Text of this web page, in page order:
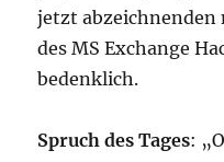
jetzt abzeichnenden
des MS Exchange
bedenklich.
Spruch des Tages: